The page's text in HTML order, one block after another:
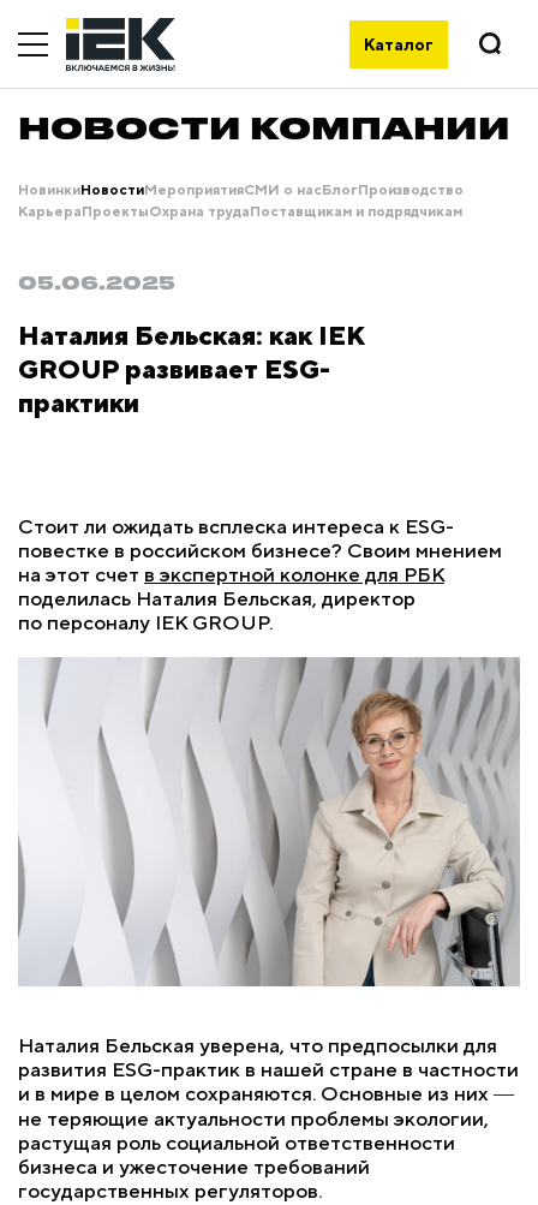
Каталог
НОВОСТИ КОМПАНИИ
НовинкиНовостиМероприятияСМИ о насБлогПроизводство
КарьераПроектыОхрана трудаПоставщикам и подрядчикам
05.06.2025
Наталия Бельская: как IEK
GROUP развивает ESG-
практики
Стоит ли ожидать всплеска интереса к ESG-
повестке в российском бизнесе? Своим мнением
на этот счет в экспертной колонке для РБК
поделилась Наталия Бельская, директор
по персоналу IEK GROUP.
Наталия Бельская уверена, что предпосылки для
развития ESG-практик в нашей стране в частности
и в мире в целом сохраняются. Основные из них ―
не теряющие актуальности проблемы экологии,
растущая роль социальной ответственности
бизнеса и ужесточение требований
государственных регуляторов.